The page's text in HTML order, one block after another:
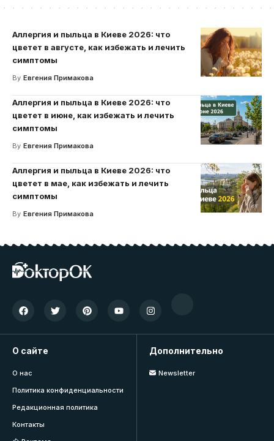
Аллергия и пыльца в Киеве 2026: что
цветет в августе, как избежать и лечить
симптомы
By Евгения Примакова
Аллергия и пыльца в Киеве 2026: что
цветет в июне, как избежать и лечить
симптомы
By Евгения Примакова
Аллергия и пыльца в Киеве 2026: что
цветет в мае, как избежать и лечить
симптомы
By Евгения Примакова
О сайте
О нас
Политика конфиденциальности
Редакционная политика
Контакты
Дополнительно
Newsletter